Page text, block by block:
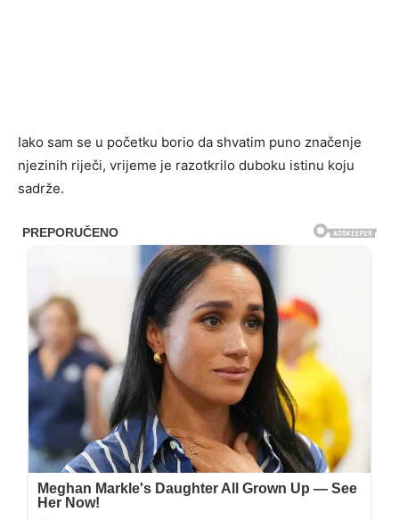
Iako sam se u početku borio da shvatim puno značenje
njezinih riječi, vrijeme je razotkrilo duboku istinu koju
sadrže.